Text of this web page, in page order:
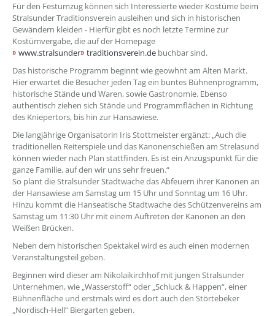
Für den Festumzug können sich Interessierte wieder Kostüme beim
Stralsunder Traditionsverein ausleihen und sich in historischen
Gewändern kleiden - Hierfür gibt es noch letzte Termine zur
Kostümvergabe, die auf der Homepage
www.stralsunder traditionsverein.de buchbar sind.
Das historische Programm beginnt wie geowhnt am Alten Markt.
Hier erwartet die Besucher jeden Tag ein buntes Bühnenprogramm,
historische Stände und Waren, sowie Gastronomie. Ebenso
authentisch ziehen sich Stände und Programmflächen in Richtung
des Kniepertors, bis hin zur Hansawiese.
Die langjährige Organisatorin Iris Stottmeister ergänzt: „Auch die
traditionellen Reiterspiele und das Kanonenschießen am Strelasund
können wieder nach Plan stattfinden. Es ist ein Anzugspunkt für die
ganze Familie, auf den wir uns sehr freuen.“
So plant die Stralsunder Stadtwache das Abfeuern ihrer Kanonen an
der Hansawiese am Samstag um 15 Uhr und Sonntag um 16 Uhr.
Hinzu kommt die Hanseatische Stadtwache des Schützenvereins am
Samstag um 11:30 Uhr mit einem Auftreten der Kanonen an den
Weißen Brücken.
Neben dem historischen Spektakel wird es auch einen modernen
Veranstaltungsteil geben.
Beginnen wird dieser am Nikolaikirchhof mit jungen Stralsunder
Unternehmen, wie „Wasserstoff“ oder „Schluck & Happen“, einer
Bühnenfläche und erstmals wird es dort auch den Störtebeker
„Nordisch-Hell“ Biergarten geben.